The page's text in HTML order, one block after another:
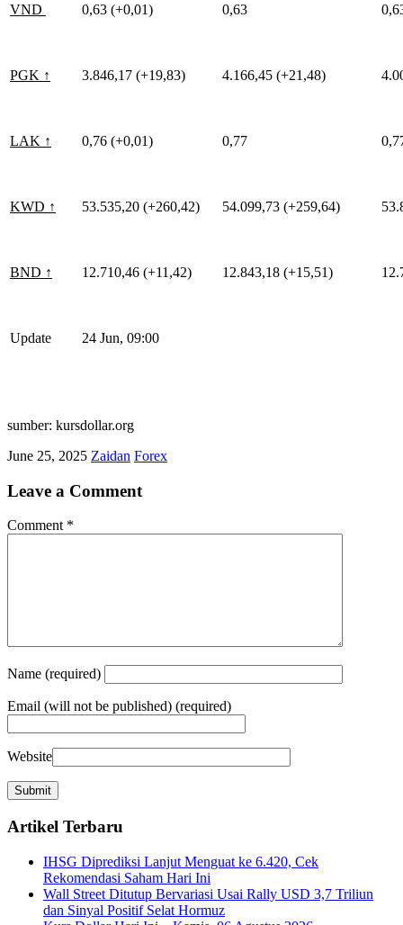
VND 0,63 (+0,01) 0,63
PGK ↑ 3.846,17 (+19,83) 4.166,45 (+21,48)
LAK ↑ 0,76 (+0,01) 0,77
KWD ↑ 53.535,20 (+260,42) 54.099,73 (+259,64)
BND ↑ 12.710,46 (+11,42) 12.843,18 (+15,51)
Update 24 Jun, 09:00
sumber: kursdollar.org
June 25, 2025 Zaidan Forex
Leave a Comment
Comment *
Name (required)
Email (will not be published) (required)
Website
Artikel Terbaru
IHSG Diprediksi Lanjut Menguat ke 6.420, Cek
Rekomendasi Saham Hari Ini
Wall Street Ditutup Bervariasi Usai Rally USD 3,7 Triliun
dan Sinyal Positif Selat Hormuz